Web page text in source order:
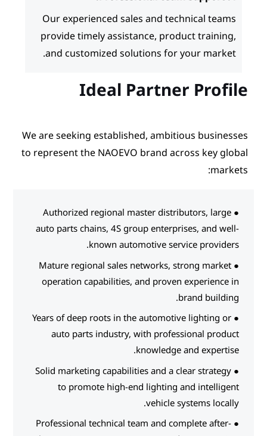
Our experienced sales
provide timely
and customized
Ideal
We are seeking established,
to represent the NAOEVO
● Authorized regional
auto parts chains, 4S group
known
● Mature regional sales
operation capabilities, and
● Years of deep roots in the
auto parts industry, with
● Solid marketing capabilities
to promote high-end
● Professional technical team